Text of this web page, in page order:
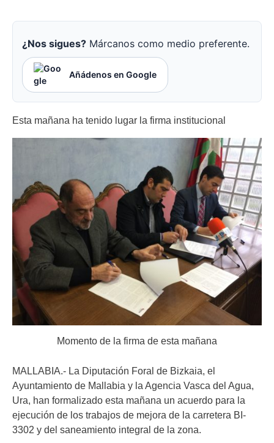
¿Nos sigues? Márcanos como medio preferente.
Añádenos en Google
Esta mañana ha tenido lugar la firma institucional
Momento de la firma de esta mañana
MALLABIA.- La Diputación Foral de Bizkaia, el
Ayuntamiento de Mallabia y la Agencia Vasca del Agua,
Ura, han formalizado esta mañana un acuerdo para la
ejecución de los trabajos de mejora de la carretera BI-
3302 y del saneamiento integral de la zona.